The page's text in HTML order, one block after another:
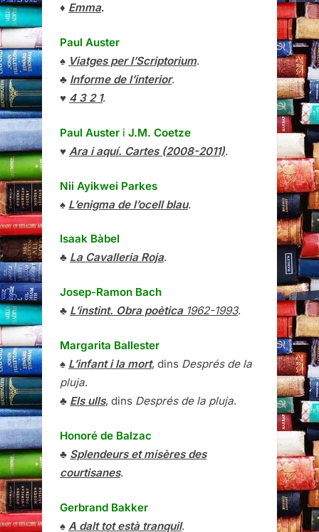
♦ Emma.
Paul Auster
♠ Viatges per l’Scriptorium.
♣ Informe de l’interior.
♥ 4 3 2 1.
Paul Auster i J.M. Coetze
♥ Ara i aquí. Cartes (2008-2011).
Nii Ayikwei Parkes
♠ L’enigma de l’ocell blau.
Isaak Bàbel
♣ La Cavalleria Roja.
Josep-Ramon Bach
♣ L’instint. Obra poètica1962-1993.
Margarita Ballester
♠ L’infant i la mort, dins Després de la
pluja.
♣ Els ulls, dins Després de la pluja.
Honoré de Balzac
♣ Splendeurs et misères des
courtisanes.
Gerbrand Bakker
♠ A dalt tot està tranquil.